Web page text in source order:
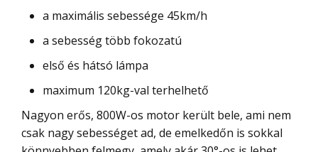
a maximális sebessége 45km/h
a sebesség több fokozatú
első és hátsó lámpa
maximum 120kg-val terhelhető
Nagyon erős, 800W-os motor került bele, ami nem
csak nagy sebességet ad, de emelkedőn is sokkal